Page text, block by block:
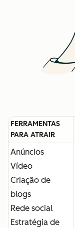
FERRAMENTAS
PARA ATRAIR
Anúncios
Vídeo
Criação de
blogs
Rede social
Estratégia de